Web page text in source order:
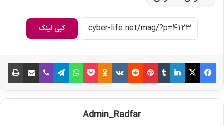
کپی لینک
فیس بوک X لینکدین ‫تامبلر ‫پین‌ترست ‫رددیت ‫VKontakte
‫Odnoklassniki پاکت واتس آپ تلگرام وایبر اشتراک گذاری از طریق ایمیل
Admin_Radfar